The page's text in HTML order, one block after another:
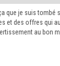
que je suis tombé
et des offres qui
au bon